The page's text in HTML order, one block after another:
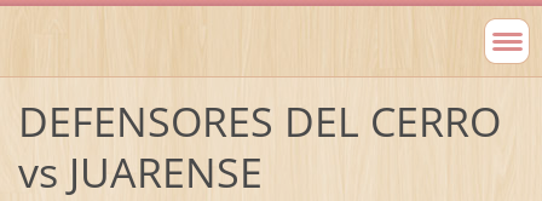
DEFENSORES DEL CERRO
vs JUARENSE